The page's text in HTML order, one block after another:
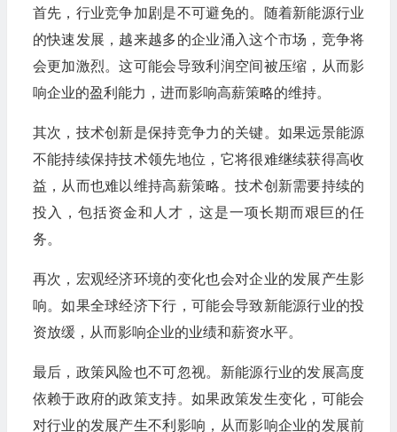
首先，行业竞争加剧是不可避免的。随着新能源行业
的快速发展，越来越多的企业涌入这个市场，竞争将
会更加激烈。这可能会导致利润空间被压缩，从而影
响企业的盈利能力，进而影响高薪策略的维持。
其次，技术创新是保持竞争力的关键。如果远景能源
不能持续保持技术领先地位，它将很难继续获得高收
益，从而也难以维持高薪策略。技术创新需要持续的
投入，包括资金和人才，这是一项长期而艰巨的任
务。
再次，宏观经济环境的变化也会对企业的发展产生影
响。如果全球经济下行，可能会导致新能源行业的投
资放缓，从而影响企业的业绩和薪资水平。
最后，政策风险也不可忽视。新能源行业的发展高度
依赖于政府的政策支持。如果政策发生变化，可能会
对行业的发展产生不利影响，从而影响企业的发展前